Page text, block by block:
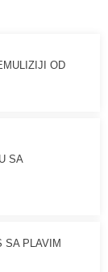
OD
SA
SA PLAVIM